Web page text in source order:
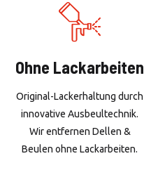
Ohne Lackarbeiten
Original-Lackerhaltung durch
innovative Ausbeultechnik.
Wir entfernen Dellen &
Beulen ohne Lackarbeiten.